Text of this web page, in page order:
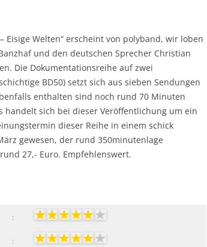
Eisige Welten“ erscheint von polyband, wir loben
und den deutschen Sprecher Christian
Die Dokumentationsreihe auf zwei
BD50) setzt sich aus sieben Sendungen
enthalten sind noch rund 70 Minuten
handelt sich bei dieser Veröffentlichung um ein
dieser Reihe in einem schick
gewesen, der rund 350minutenlage
27,- Euro. Empfehlenswert.
:
: